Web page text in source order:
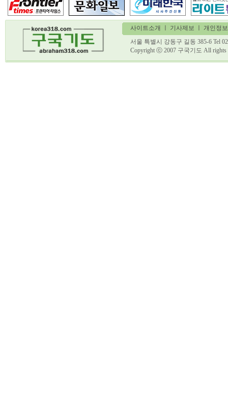
사이트소개 기사제보 ㅣ 개인정
서울 특별시 강동구 길동 385-6 Tel
Copyright ⓒ 2007 구국기도 All